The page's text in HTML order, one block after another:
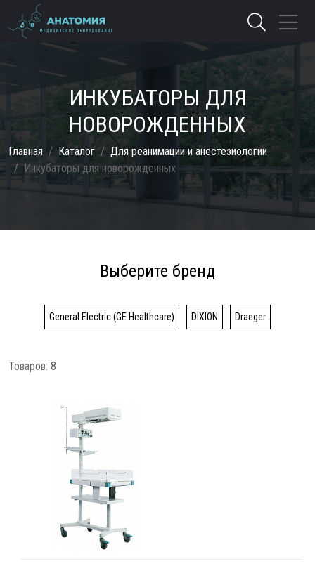
ИНКУБАТОРЫ ДЛЯ
НОВОРОЖДЕННЫХ
Главная Каталог
Для реанимации и анестезиологии
Инкубаторы для новорожденных
Выберите бренд
General Electric (GE Healthcare) DIXION Draeger
Товаров: 8